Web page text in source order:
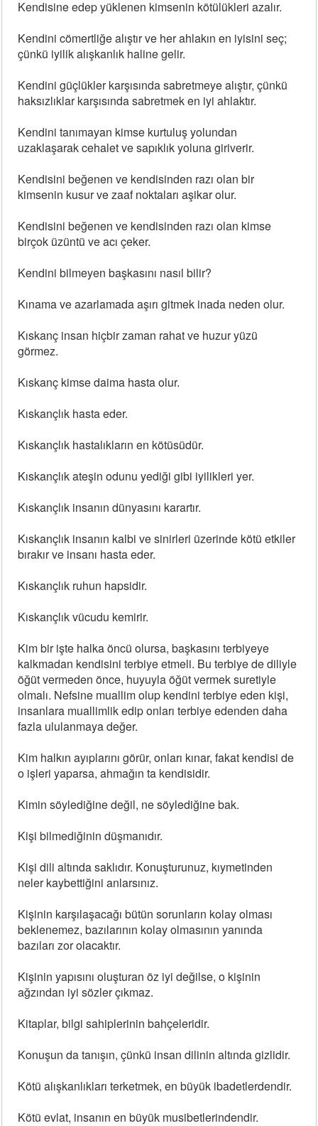
Kendisine edep yüklenen kimsenin kötülükleri azalır.
Kendini cömertliğe alıştır ve her ahlakın en iyisini seç;
çünkü iyilik alışkanlık haline gelir.
Kendini güçlükler karşısında sabretmeye alıştır, çünkü
haksızlıklar karşısında sabretmek en iyi ahlaktır.
Kendini tanımayan kimse kurtuluş yolundan
uzaklaşarak cehalet ve sapıklık yoluna giriverir.
Kendisini beğenen ve kendisinden razı olan bir
kimsenin kusur ve zaaf noktaları aşikar olur.
Kendisini beğenen ve kendisinden razı olan kimse
birçok üzüntü ve acı çeker.
Kendini bilmeyen başkasını nasıl bilir?
Kınama ve azarlamada aşırı gitmek inada neden olur.
Kıskanç insan hiçbir zaman rahat ve huzur yüzü
görmez.
Kıskanç kimse daima hasta olur.
Kıskançlık hasta eder.
Kıskançlık hastalıkların en kötüsüdür.
Kıskançlık ateşin odunu yediği gibi iyilikleri yer.
Kıskançlık insanın dünyasını karartır.
Kıskançlık insanın kalbi ve sinirleri üzerinde kötü etkiler
bırakır ve insanı hasta eder.
Kıskançlık ruhun hapsidir.
Kıskançlık vücudu kemirir.
Kim bir işte halka öncü olursa, başkasını terbiyeye
kalkmadan kendisini terbiye etmeli. Bu terbiye de diliyle
öğüt vermeden önce, huyuyla öğüt vermek suretiyle
olmalı. Nefsine muallim olup kendini terbiye eden kişi,
insanlara muallimlik edip onları terbiye edenden daha
fazla ululanmaya değer.
Kim halkın ayıplarını görür, onları kınar, fakat kendisi de
o işleri yaparsa, ahmağın ta kendisidir.
Kimin söylediğine değil, ne söylediğine bak.
Kişi bilmediğinin düşmanıdır.
Kişi dili altında saklıdır. Konuşturunuz, kıymetinden
neler kaybettiğini anlarsınız.
Kişinin karşılaşacağı bütün sorunların kolay olması
beklenemez, bazılarının kolay olmasının yanında
bazıları zor olacaktır.
Kişinin yapısını oluşturan öz iyi değilse, o kişinin
ağzından iyi sözler çıkmaz.
Kitaplar, bilgi sahiplerinin bahçeleridir.
Konuşun da tanışın, çünkü insan dilinin altında gizlidir.
Kötü alışkanlıkları terketmek, en büyük ibadetlerdendir.
Kötü evlat, insanın en büyük musibetlerindendir.